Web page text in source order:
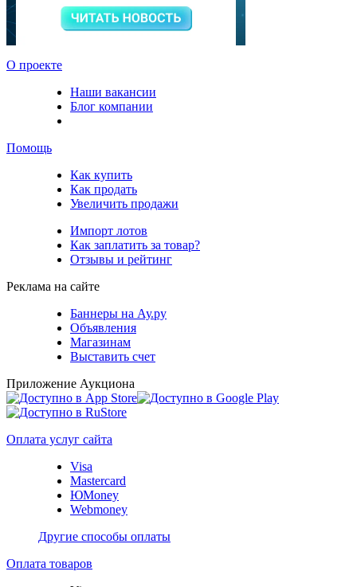
О проекте
Наши вакансии
Блог компании
Помощь
Как купить
Как продать
Увеличить продажи
Импорт лотов
Как заплатить за товар?
Отзывы и рейтинг
Реклама на сайте
Баннеры на Ау.ру
Объявления
Магазинам
Выставить счет
Приложение Аукциона
Оплата услуг сайта
Visa
Mastercard
ЮMoney
Webmoney
Другие способы оплаты
Оплата товаров